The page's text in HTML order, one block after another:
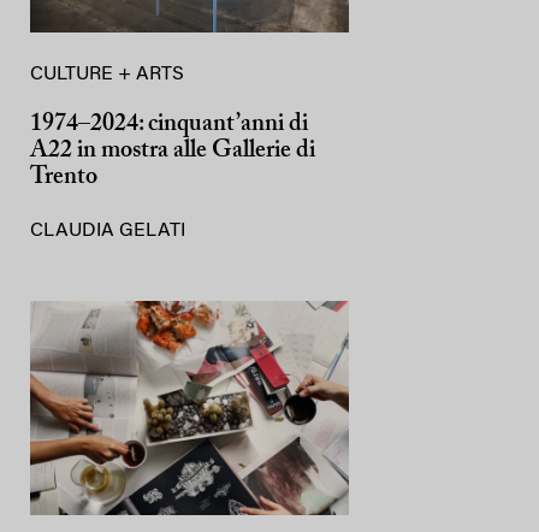
CULTURE + ARTS
1974–2024: cinquant’anni di
A22 in mostra alle Gallerie di
Trento
CLAUDIA GELATI